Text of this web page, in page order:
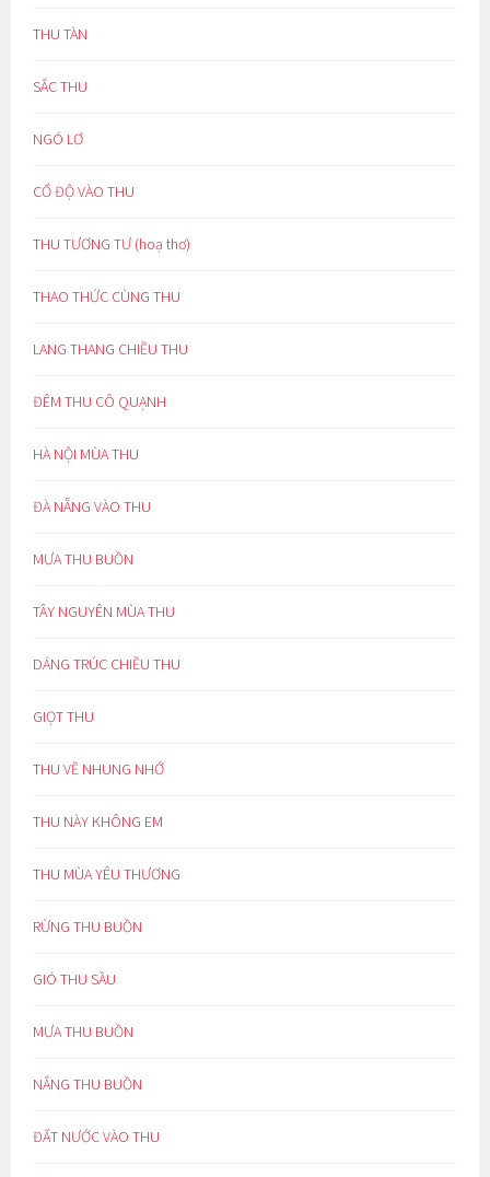
THU TÀN
SẮC THU
NGÓ LƠ
CỔ ĐỘ VÀO THU
THU TƯƠNG TƯ (hoạ thơ)
THAO THỨC CÙNG THU
LANG THANG CHIỀU THU
ĐÊM THU CÔ QUẠNH
HÀ NỘI MÙA THU
ĐÀ NẴNG VÀO THU
MƯA THU BUỒN
TÂY NGUYÊN MÙA THU
DÁNG TRÚC CHIỀU THU
GIỌT THU
THU VỀ NHUNG NHỚ
THU NÀY KHÔNG EM
THU MÙA YÊU THƯƠNG
RỪNG THU BUỒN
GIÓ THU SẦU
MƯA THU BUỒN
NẮNG THU BUỒN
ĐẤT NƯỚC VÀO THU